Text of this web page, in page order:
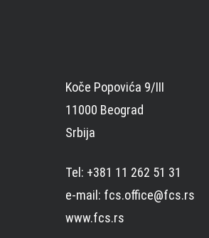
Koče Popovića 9/III
11000 Beograd
Srbija
Tel: +381 11 262 51 31
e-mail: fcs.office@fcs.rs
www.fcs.rs